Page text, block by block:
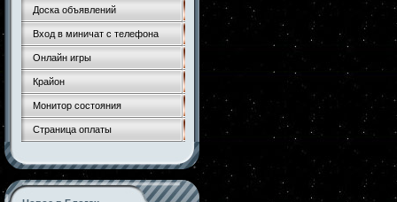
Доска объявлений
Вход в миничат с телефона
Онлайн игры
Крайон
Монитор состояния
Страница оплаты